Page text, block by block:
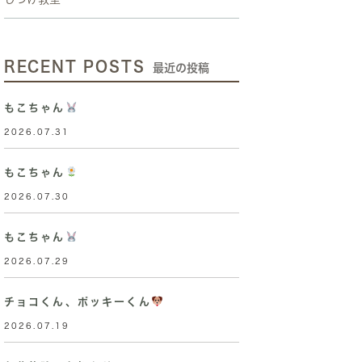
RECENT POSTS 最近の投稿
もこちゃん
2026.07.31
もこちゃん
2026.07.30
もこちゃん
2026.07.29
チョコくん、ポッキーくん
2026.07.19